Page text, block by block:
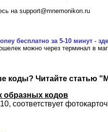
на support@mnemonikon.ru
бесплатно за 5-10 минут -
можно через терминал в
коды? Читайте статью
образных кодов
соответствует